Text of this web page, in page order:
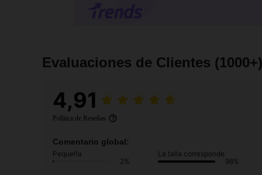
Evaluaciones de Clientes (1000+)
4,91
Política de Reseñas
Comentario global:
Pequeña
2%
La talla corresponde
98%